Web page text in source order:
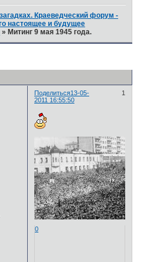
Краеведческий форум -
настоящее и будущее
» Митинг 9 мая 1945 года.
Поделиться 1
13-05-
2011 16:55:50
0